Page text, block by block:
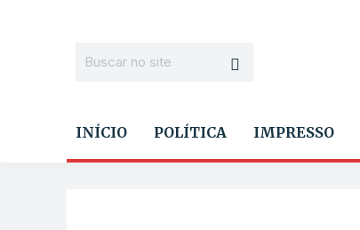
INÍCIO POLÍTICA IMPRESSO